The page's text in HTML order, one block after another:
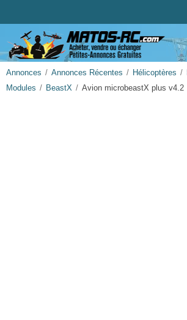
Annonces Annonces Récentes Hélicoptères
Modules
BeastX Avion microbeastX plus v4.2